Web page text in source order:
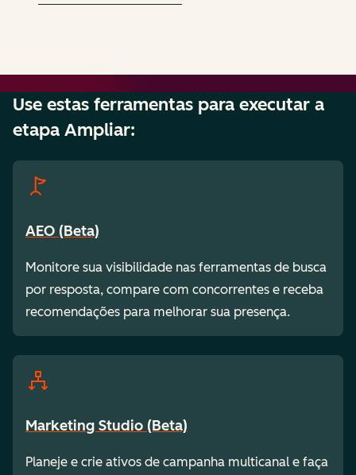
Use estas ferramentas para executar a
etapa Ampliar:
AEO (Beta)
Monitore sua visibilidade nas ferramentas de busca
por resposta, compare com concorrentes e receba
recomendações para melhorar sua presença.
Marketing Studio (Beta)
Planeje e crie ativos de campanha multicanal e faça